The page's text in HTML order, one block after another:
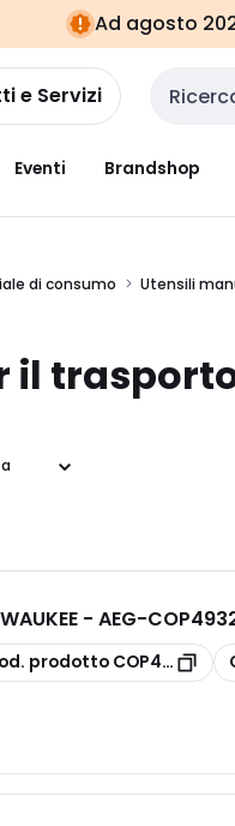
Ad agosto
e Servizi Cerca
Eventi Brandshop
di consumo Utensili
il
- AEG-
prodotto